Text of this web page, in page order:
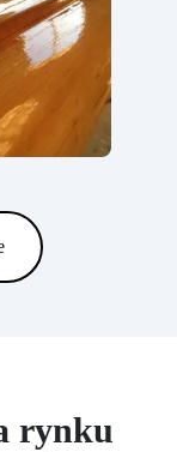
rynku